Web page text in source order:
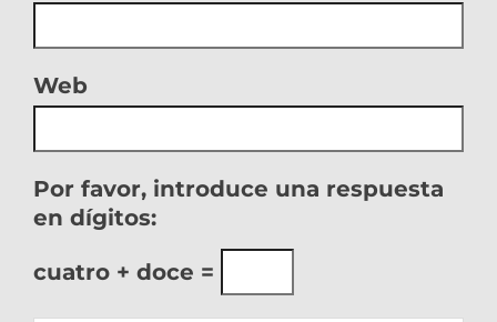
Web
Por favor, introduce una respuesta
en dígitos:
cuatro + doce =